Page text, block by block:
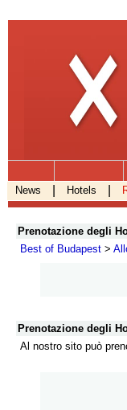
.
News Hotels
Prenotazione degli
Best of Budapest >
Prenotazione degli
Al nostro sito può